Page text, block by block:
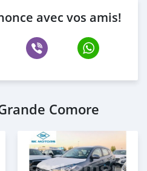
avec vos amis!
Comore